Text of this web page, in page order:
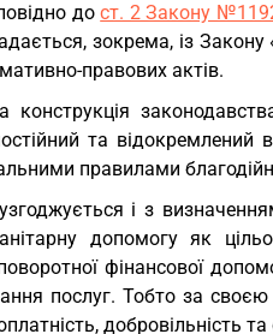
дост. 2 Закону
зокрема, із Закону
правових актів.
конструкція
та відокремлений
правилами
і з
допомогу як
фінансової
послуг. Тобто за
добровільність